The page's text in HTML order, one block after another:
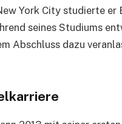
York City studierte
seines Studiums
Abschluss dazu